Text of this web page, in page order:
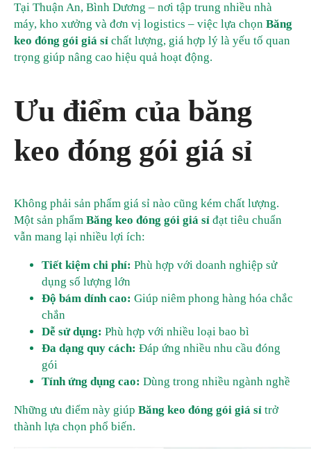
Tại Thuận An, Bình Dương – nơi tập trung nhiều nhà
máy, kho xưởng và đơn vị logistics – việc lựa chọn Băng
keo đóng gói giá sỉ chất lượng, giá hợp lý là yếu tố quan
trọng giúp nâng cao hiệu quả hoạt động.
Ưu điểm của băng
keo đóng gói giá sỉ
Không phải sản phẩm giá sỉ nào cũng kém chất lượng.
Một sản phẩm Băng keo đóng gói giá sỉ đạt tiêu chuẩn
vẫn mang lại nhiều lợi ích:
Tiết kiệm chi phí: Phù hợp với doanh nghiệp sử
dụng số lượng lớn
Độ bám dính cao: Giúp niêm phong hàng hóa chắc
chắn
Dễ sử dụng: Phù hợp với nhiều loại bao bì
Đa dạng quy cách: Đáp ứng nhiều nhu cầu đóng
gói
Tính ứng dụng cao: Dùng trong nhiều ngành nghề
Những ưu điểm này giúp Băng keo đóng gói giá sỉ trở
thành lựa chọn phổ biến.